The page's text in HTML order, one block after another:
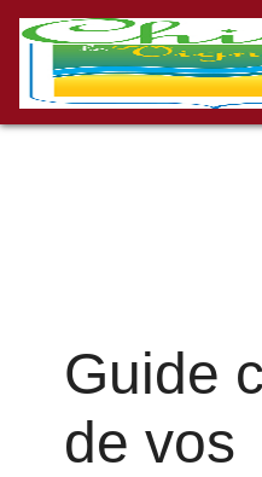
Guide
de vos